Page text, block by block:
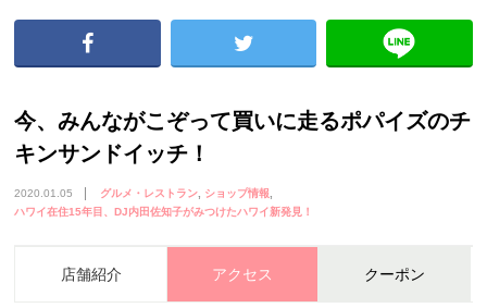
今、みんながこぞって買いに走るポパイズのチ
キンサンドイッチ！
2020.01.05 グルメ・レストラン
ショップ情報
ハワイ在住15年目、DJ内田佐知子がみつけたハワイ新発見！
店舗紹介 アクセス クーポン